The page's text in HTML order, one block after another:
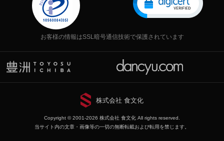
お客様の情報はSSL暗号通信技術で保護されています
株式会社 食文化
Copyright © 2001-2026 株式会社 食文化 All rights reserved.
当サイト内の文章・画像等の一切の無断転載および転用を禁じます。